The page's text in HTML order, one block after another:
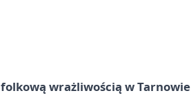
wrażliwością w Tarnowie